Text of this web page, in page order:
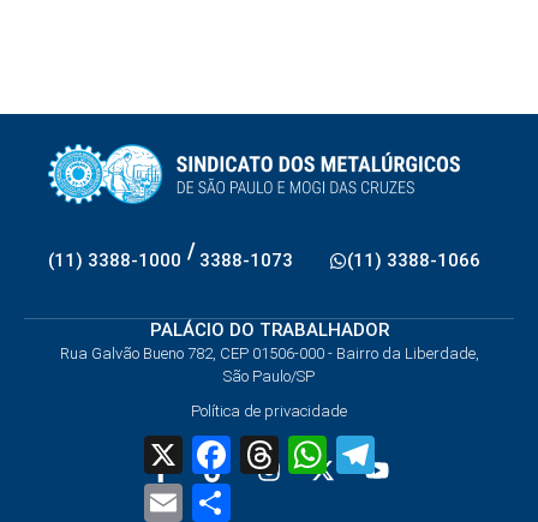
(11) 3388-1000 / 3388-1073 (11) 3388-1066
PALÁCIO DO TRABALHADOR
Rua Galvão Bueno 782, CEP 01506-000 - Bairro da Liberdade,
São Paulo/SP
Política de privacidade
X FacebookThreadsWhatsApp
Email